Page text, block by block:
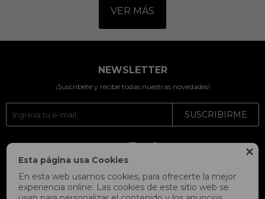

Esta página usa Cookies
En esta web usamos cookies, para ofrecerte la mejor
experiencia online. Las cookies de este sitio web se
VER MÁS
NEWSLETTER
¡Suscríbete y recibe todas nuestras novedades!
SUSCRIBIRME